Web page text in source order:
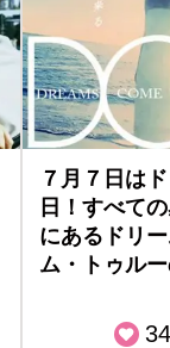
７月７日は
日！すべて
にあるドリ
ム・トゥル
34